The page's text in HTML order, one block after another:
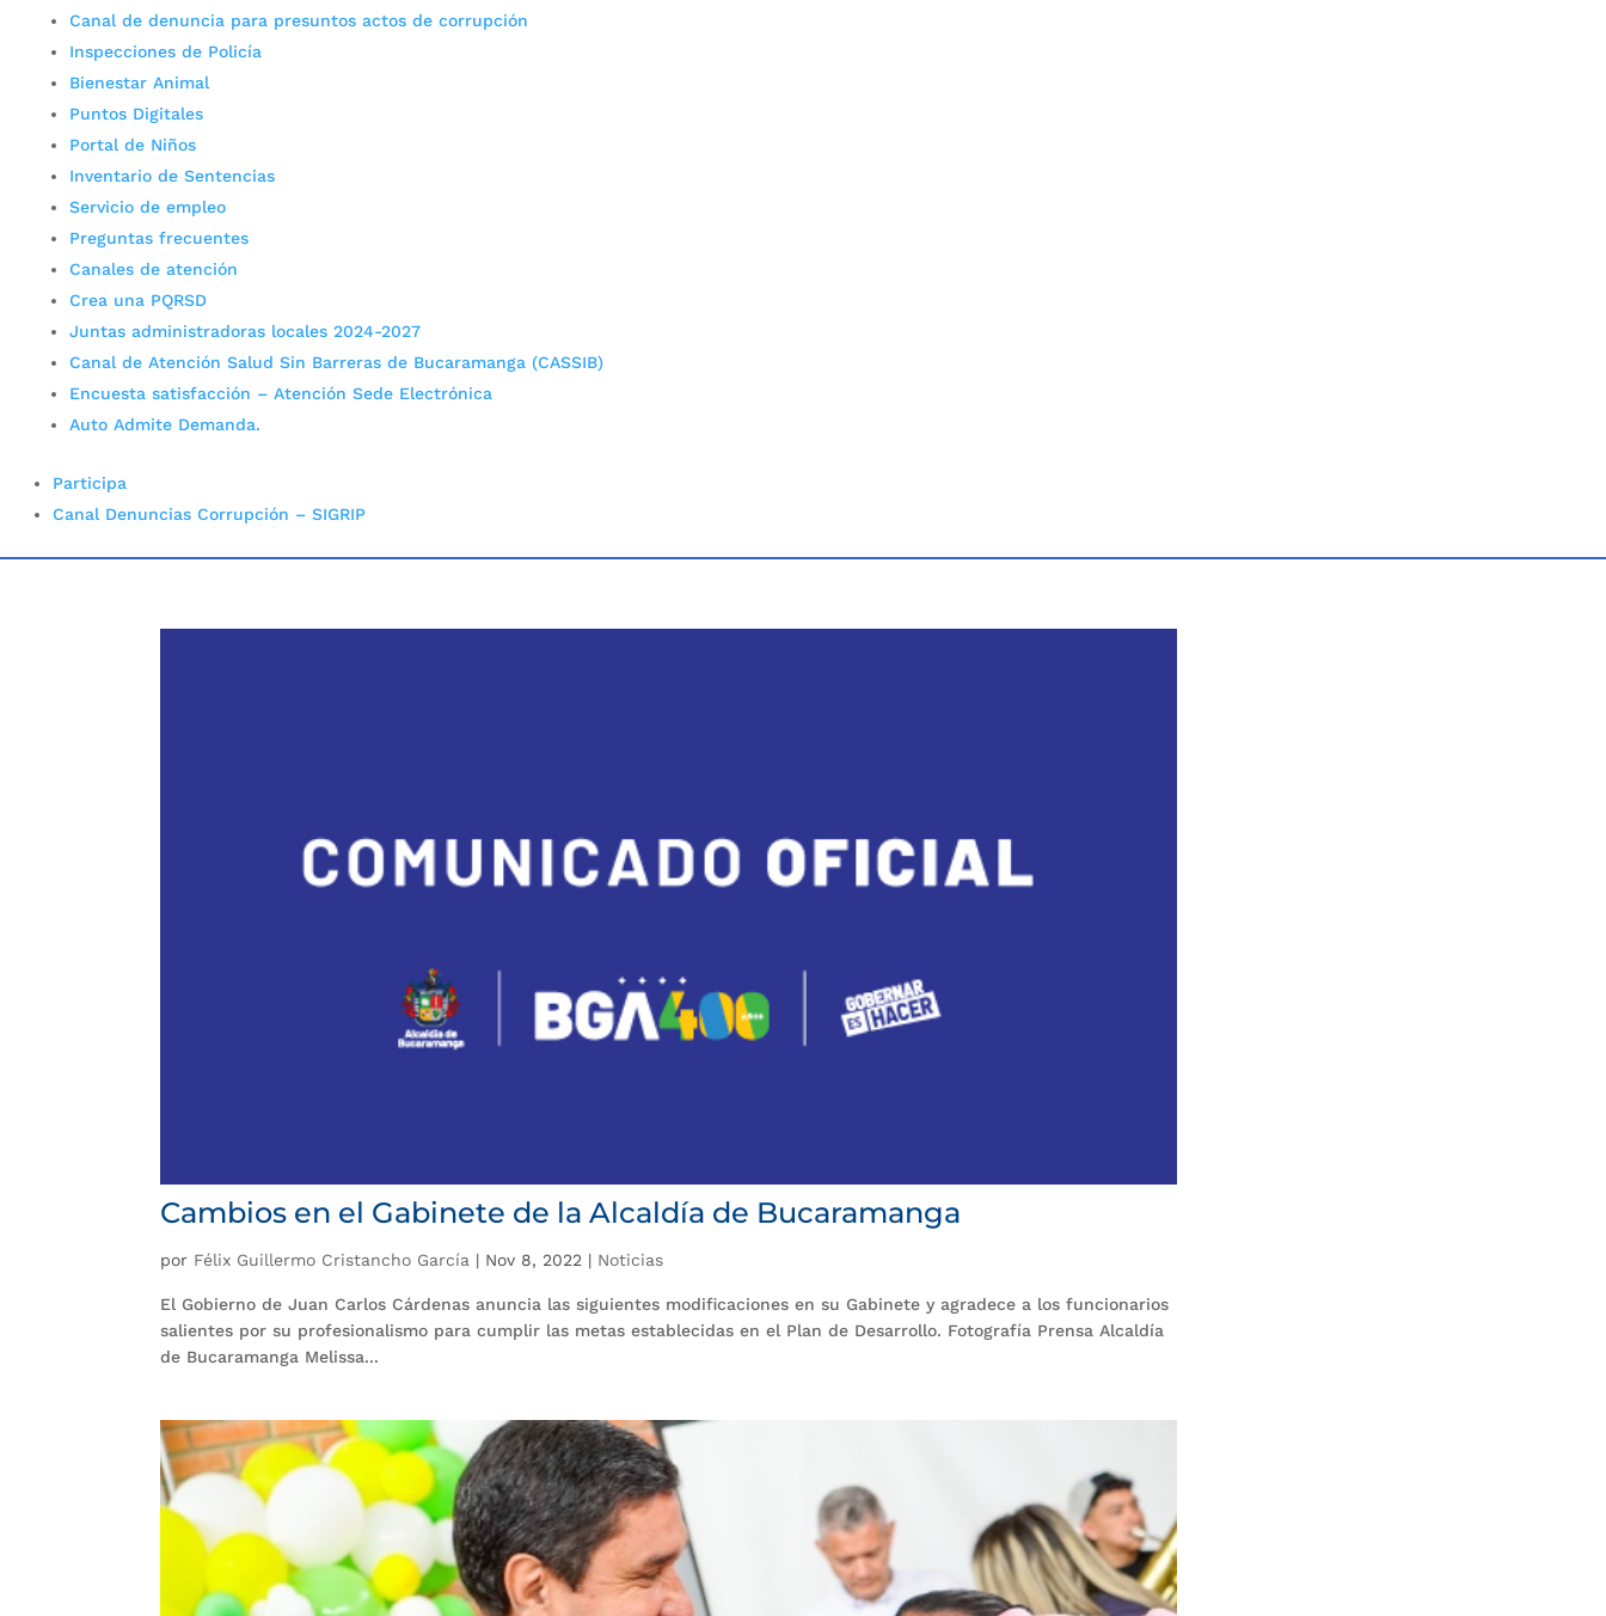
Canal de denuncia para presuntos actos de corrupción
Inspecciones de Policía
Bienestar Animal
Puntos Digitales
Portal de Niños
Inventario de Sentencias
Servicio de empleo
Preguntas frecuentes
Canales de atención
Crea una PQRSD
Juntas administradoras locales 2024-2027
Canal de Atención Salud Sin Barreras de Bucaramanga (CASSIB)
Encuesta satisfacción – Atención Sede Electrónica
Auto Admite Demanda.
Participa
Canal Denuncias Corrupción – SIGRIP
Cambios en el Gabinete de la Alcaldía de Bucaramanga
por Félix Guillermo Cristancho García | Nov 8, 2022 | Noticias
El Gobierno de Juan Carlos Cárdenas anuncia las siguientes modificaciones en su Gabinete y agradece a los funcionarios
salientes por su profesionalismo para cumplir las metas establecidas en el Plan de Desarrollo. Fotografía Prensa Alcaldía
de Bucaramanga Melissa...